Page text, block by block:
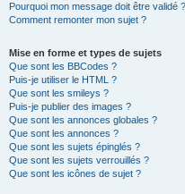
Pourquoi mon message doit être validé ?
Comment remonter mon sujet ?
Mise en forme et types de sujets
Que sont les BBCodes ?
Puis-je utiliser le HTML ?
Que sont les smileys ?
Puis-je publier des images ?
Que sont les annonces globales ?
Que sont les annonces ?
Que sont les sujets épinglés ?
Que sont les sujets verrouillés ?
Que sont les icônes de sujet ?